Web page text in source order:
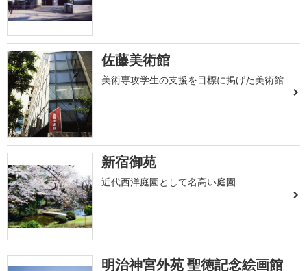
佐藤美術館
美術専攻学生の支援を目標に掲げた美術館
新宿御苑
近代西洋庭園として名高い庭園
明治神宮外苑 聖徳記念絵画館